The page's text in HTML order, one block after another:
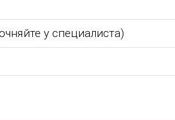
у специалиста)